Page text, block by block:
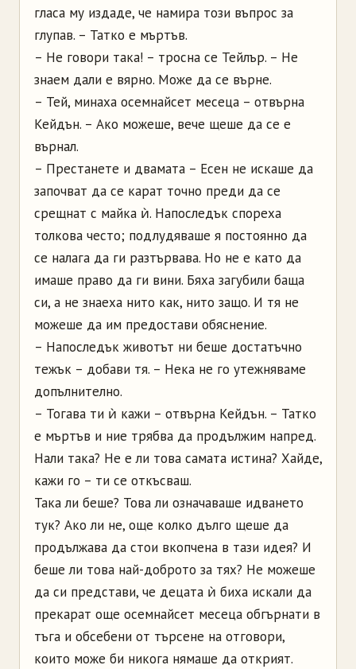
гласа му издаде, че намира този въпрос за
глупав. – Татко е мъртъв.
– Не говори така! – тросна се Тейлър. – Не
знаем дали е вярно. Може да се върне.
– Тей, минаха осемнайсет месеца – отвърна
Кейдън. – Ако можеше, вече щеше да се е
върнал.
– Престанете и двамата – Есен не искаше да
започват да се карат точно преди да се
срещнат с майка ѝ. Напоследък спореха
толкова често; подлудяваше я постоянно да
се налага да ги разтървава. Но не е като да
имаше право да ги вини. Бяха загубили баща
си, а не знаеха нито как, нито защо. И тя не
можеше да им предостави обяснение.
– Напоследък животът ни беше достатъчно
тежък – добави тя. – Нека не го утежняваме
допълнително.
– Тогава ти ѝ кажи – отвърна Кейдън. – Татко
е мъртъв и ние трябва да продължим напред.
Нали така? Не е ли това самата истина? Хайде,
кажи го – ти се откъсваш.
Така ли беше? Това ли означаваше идването
тук? Ако ли не, още колко дълго щеше да
продължава да стои вкопчена в тази идея? И
беше ли това най-доброто за тях? Не можеше
да си представи, че децата ѝ биха искали да
прекарат още осемнайсет месеца обгърнати в
тъга и обсебени от търсене на отговори,
които може би никога нямаше да открият.